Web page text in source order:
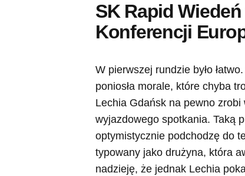
SK Rapid
Konferencji
W pierwszej rundzie było
poniosła morale, które chyba
Lechia Gdańsk na pewno
wyjazdowego spotkania. Taką
optymistycznie podchodzę do
typowany jako drużyna, która
nadzieję, że jednak Lechia